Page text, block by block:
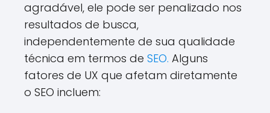
agradável, ele pode ser penalizado nos
resultados de busca,
independentemente de sua qualidade
técnica em termos de SEO. Alguns
fatores de UX que afetam diretamente
o SEO incluem: